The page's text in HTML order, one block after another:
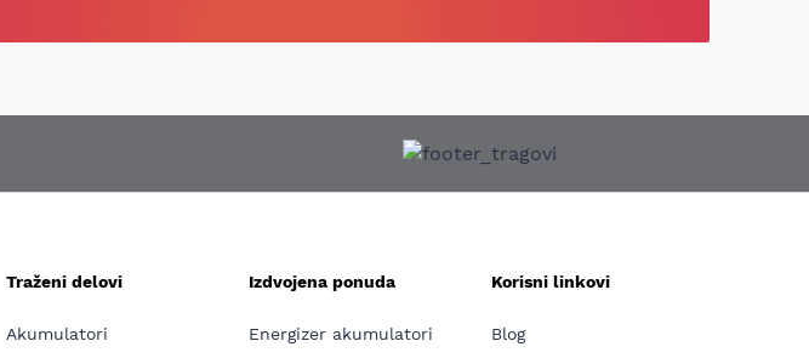
Traženi delovi
Akumulatori
Izdvojena ponuda
Energizer akumulatori
Korisni linkovi
Blog